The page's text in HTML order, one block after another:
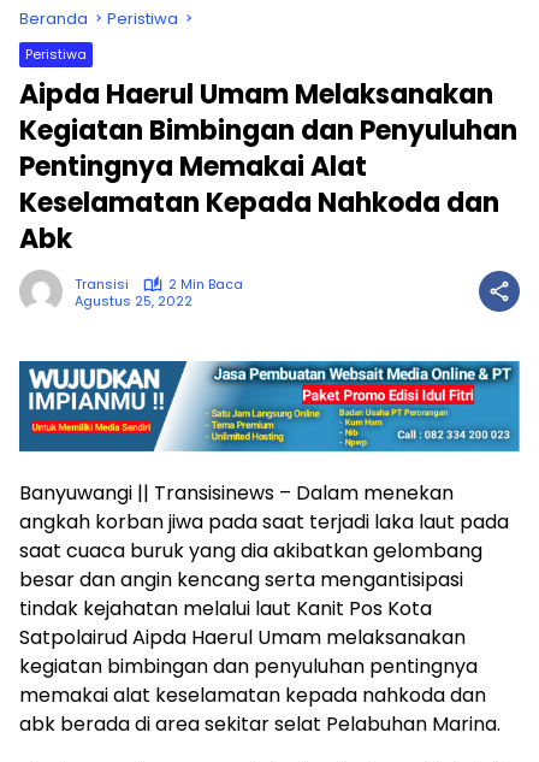
Beranda Peristiwa
Peristiwa
Aipda Haerul Umam Melaksanakan
Kegiatan Bimbingan dan Penyuluhan
Pentingnya Memakai Alat
Keselamatan Kepada Nahkoda dan
Abk
Transisi
2 Min Baca
Agustus 25, 2022
Banyuwangi || Transisinews – Dalam menekan
angkah korban jiwa pada saat terjadi laka laut pada
saat cuaca buruk yang dia akibatkan gelombang
besar dan angin kencang serta mengantisipasi
tindak kejahatan melalui laut Kanit Pos Kota
Satpolairud Aipda Haerul Umam melaksanakan
kegiatan bimbingan dan penyuluhan pentingnya
memakai alat keselamatan kepada nahkoda dan
abk berada di area sekitar selat Pelabuhan Marina.